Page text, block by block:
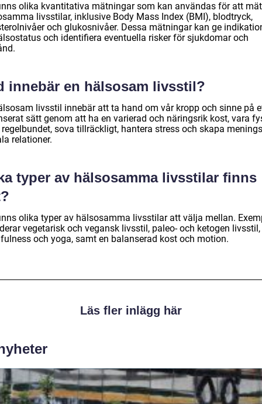
olika kvantitativa mätningar som kan användas för att
livsstilar, inklusive Body Mass Index (BMI), blodtryck,
och glukosnivåer. Dessa mätningar kan ge
och identifiera eventuella risker för sjukdomar och
innebär en hälsosam livsstil?
livsstil innebär att ta hand om vår kropp och sinne på
sätt genom att ha en varierad och näringsrik kost, vara
sova tillräckligt, hantera stress och skapa
relationer.
typer av hälsosamma livsstilar finns
olika typer av hälsosamma livsstilar att välja mellan.
vegetarisk och vegansk livsstil, paleo- och ketogen livsstil,
och yoga, samt en balanserad kost och motion.
Läs fler inlägg här